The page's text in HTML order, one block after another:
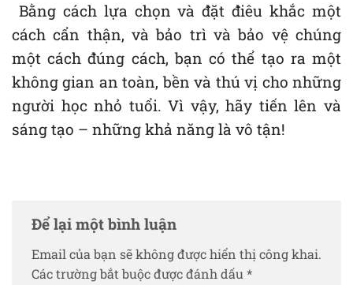
Bằng cách lựa chọn và đặt điêu khắc một
cách cẩn thận, và bảo trì và bảo vệ chúng
một cách đúng cách, bạn có thể tạo ra một
không gian an toàn, bền và thú vị cho những
người học nhỏ tuổi. Vì vậy, hãy tiến lên và
sáng tạo – những khả năng là vô tận!
Để lại một bình luận
Email của bạn sẽ không được hiển thị công khai.
Các trường bắt buộc được đánh dấu *